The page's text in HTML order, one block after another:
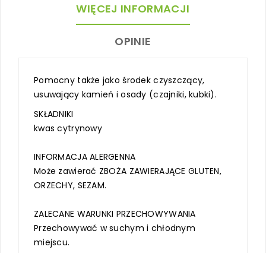
WIĘCEJ INFORMACJI
OPINIE
Pomocny także jako środek czyszczący,
usuwający kamień i osady (czajniki, kubki).
SKŁADNIKI
kwas cytrynowy
INFORMACJA ALERGENNA
Może zawierać ZBOŻA ZAWIERAJĄCE GLUTEN,
ORZECHY, SEZAM.
ZALECANE WARUNKI PRZECHOWYWANIA
Przechowywać w suchym i chłodnym
miejscu.